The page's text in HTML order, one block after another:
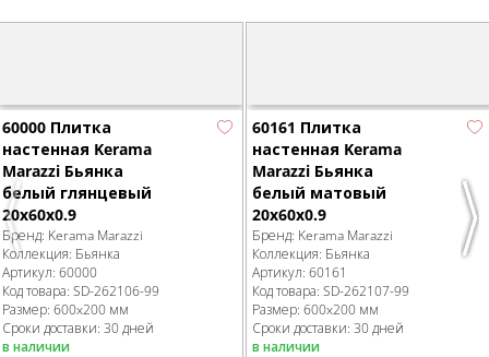
Previous
60000 Плитка
настенная Kerama
Marazzi Бьянка
белый глянцевый
20x60x0.9
Бренд: Kerama Marazzi
Коллекция: Бьянка
Артикул: 60000
Код товара: SD-262106-99
Размер: 600x200 мм
Сроки доставки: 30 дней
в наличии
60161 Плитка
настенная Kerama
Marazzi Бьянка
белый матовый
20x60x0.9
Бренд: Kerama Marazzi
Коллекция: Бьянка
Артикул: 60161
Код товара: SD-262107-99
Размер: 600x200 мм
Сроки доставки: 30 дней
в наличии